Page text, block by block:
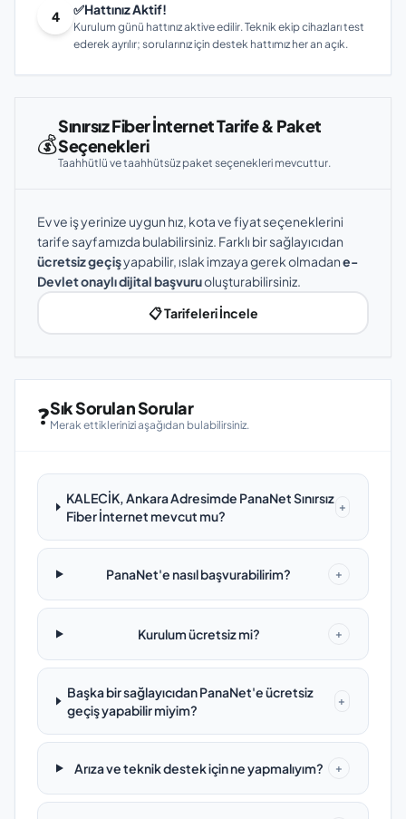
4 ✅Hattınız Aktif!
Kurulum günü hattınız aktive edilir. Teknik ekip cihazları test
ederek ayrılır; sorularınız için destek hattımız her an açık.
💰
Sınırsız Fiber İnternet Tarife & Paket
Seçenekleri
Taahhütlü ve taahhütsüz paket seçenekleri mevcuttur.
Ev ve iş yerinize uygun hız, kota ve fiyat seçeneklerini
tarife sayfamızda bulabilirsiniz. Farklı bir sağlayıcıdan
ücretsiz geçişyapabilir, ıslak imzaya gerek olmadane-
Devlet onaylı dijital başvuruoluşturabilirsiniz.
📋 Tarifeleri İncele
❓Sık Sorulan Sorular
Merak ettiklerinizi aşağıdan bulabilirsiniz.
KALECİK, Ankara Adresimde PanaNet Sınırsız
Fiber İnternet mevcut mu?
+
PanaNet'e nasıl başvurabilirim? +
Kurulum ücretsiz mi? +
Başka bir sağlayıcıdan PanaNet'e ücretsiz
geçiş yapabilir miyim?
+
Arıza ve teknik destek için ne yapmalıyım? +